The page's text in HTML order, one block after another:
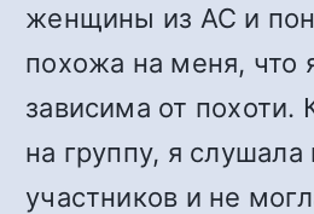
женщины из АС и
похожа на меня, что
зависима от похоти.
на группу, я слушала
участников и не